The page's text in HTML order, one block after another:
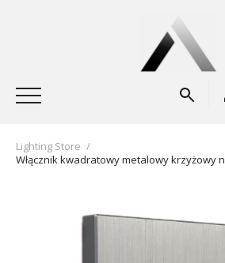
Lighting Store /
Włącznik kwadratowy metalowy krzyżowy